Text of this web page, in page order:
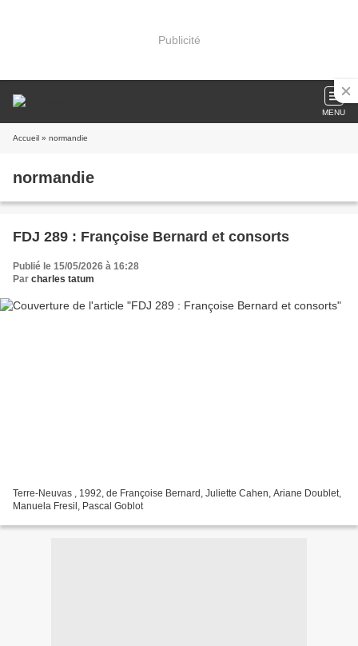
Publicité
MENU
Accueil » normandie
normandie
FDJ 289 : Françoise Bernard et consorts
Publié le 15/05/2026 à 16:28
Par charles tatum
Terre-Neuvas , 1992, de Françoise Bernard, Juliette Cahen, Ariane Doublet,
Manuela Fresil, Pascal Goblot